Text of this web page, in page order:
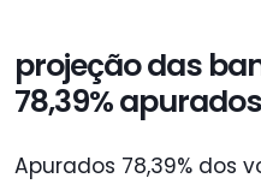
projeção das
78,39% apurados
Apurados 78,39% dos